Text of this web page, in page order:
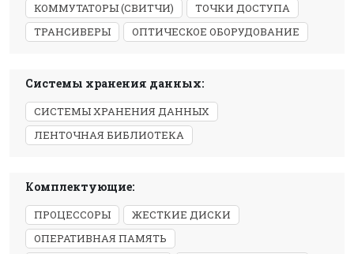
КОММУТАТОРЫ (СВИТЧИ)
ТОЧКИ ДОСТУПА
ТРАНСИВЕРЫ
ОПТИЧЕСКОЕ ОБОРУДОВАНИЕ
Системы хранения данных:
СИСТЕМЫ ХРАНЕНИЯ ДАННЫХ
ЛЕНТОЧНАЯ БИБЛИОТЕКА
Комплектующие:
ПРОЦЕССОРЫ
ЖЕСТКИЕ ДИСКИ
ОПЕРАТИВНАЯ ПАМЯТЬ